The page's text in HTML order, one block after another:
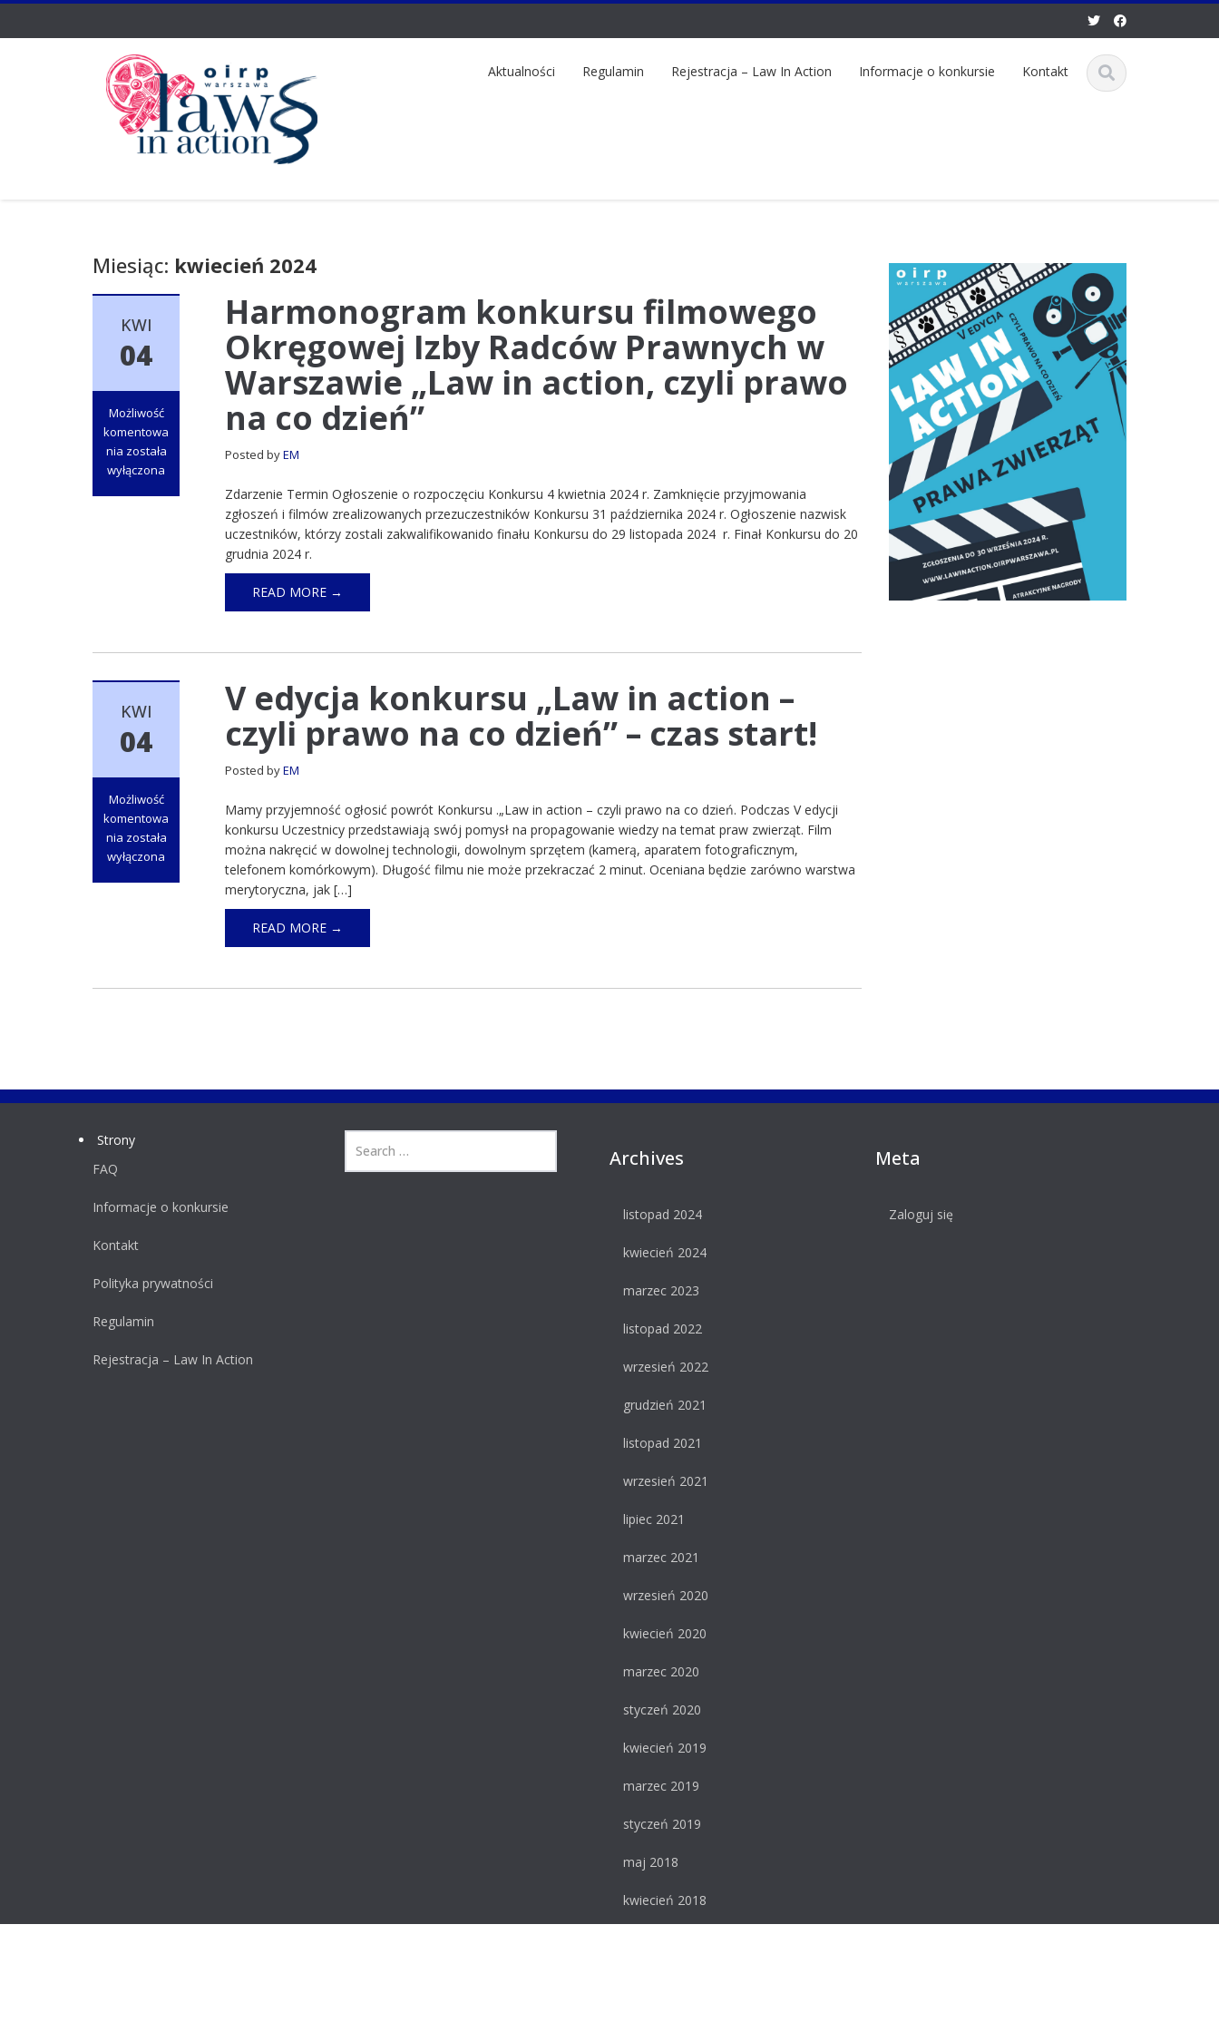
Aktualności Regulamin Rejestracja – Law In Action Informacje o konkursie Kontakt
Miesiąc: kwiecień 2024
KWI
04
Możliwość
komentowa
nia
Harmonogram
action,
prawo
na
dzień”
została
wyłączona
Harmonogram konkursu filmowego
Okręgowej Izby Radców Prawnych w
Warszawie „Law in action, czyli prawo
na co dzień”
Posted byEM
Zdarzenie Termin Ogłoszenie o rozpoczęciu Konkursu 4 kwietnia 2024 r. Zamknięcie przyjmowania
zgłoszeń i filmów zrealizowanych przezuczestników Konkursu 31 października 2024 r. Ogłoszenie nazwisk
uczestników, którzy zostali zakwalifikowanido finału Konkursu do 29 listopada 2024 r. Finał Konkursu do 20
grudnia 2024 r.
READ MORE →
KWI
04
Możliwość
komentowa
nia
V
czyli
czas
została
wyłączona
V edycja konkursu „Law in action –
czyli prawo na co dzień” – czas start!
Posted byEM
Mamy przyjemność ogłosić powrót Konkursu .„Law in action – czyli prawo na co dzień. Podczas V edycji
konkursu Uczestnicy przedstawiają swój pomysł na propagowanie wiedzy na temat praw zwierząt. Film
można nakręcić w dowolnej technologii, dowolnym sprzętem (kamerą, aparatem fotograficznym,
telefonem komórkowym). Długość filmu nie może przekraczać 2 minut. Oceniana będzie zarówno warstwa
merytoryczna, jak […]
READ MORE →
Strony
FAQ
Informacje o konkursie
Kontakt
Polityka prywatności
Regulamin
Rejestracja – Law In Action
Archives
listopad 2024
kwiecień 2024
marzec 2023
listopad 2022
wrzesień 2022
grudzień 2021
listopad 2021
wrzesień 2021
lipiec 2021
marzec 2021
wrzesień 2020
kwiecień 2020
marzec 2020
styczeń 2020
kwiecień 2019
marzec 2019
styczeń 2019
maj 2018
kwiecień 2018
Meta
Zaloguj się